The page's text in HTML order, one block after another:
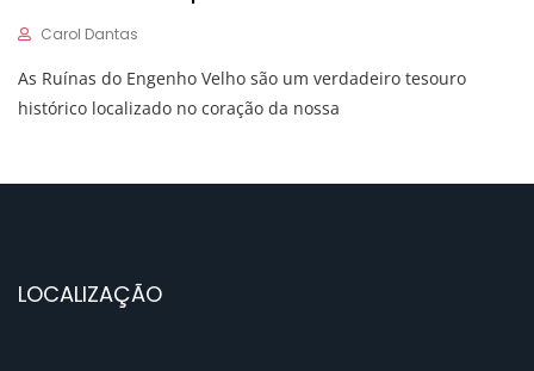
Carol Dantas
As Ruínas do Engenho Velho são um verdadeiro tesouro
histórico localizado no coração da nossa
LOCALIZAÇÃO